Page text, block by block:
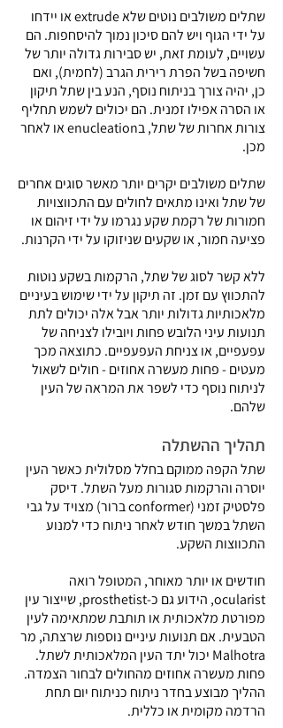
שתלים משולבים נוטים שלא extrude או יידחו
על ידי הגוף ויש להם סיכון נמוך להיסחפות. הם
עשויים, לעומת זאת, יש סבירות גדולה יותר של
חשיפה בשל הפרת רירית הגרב (לחמית), ואם
כן, יהיה צורך בניתוח נוסף, הנע בין שתל תיקון
או הסרה אפילו זמנית. הם יכולים לשמש תחליף
צורות אחרות של שתל, בenucleation או לאחר
מכן.
שתלים משולבים יקרים יותר מאשר סוגים אחרים
של שתל ואינו מתאים לחולים עם התכווצויות
חמורות של רקמת שקע נגרמו על ידי זיהום או
פציעה חמור, או שקעים שניזוקו על ידי הקרנות.
ללא קשר לסוג של שתל, הרקמות בשקע נוטות
להתכווץ עם זמן. זה תיקון על ידי שימוש בעיניים
מלאכותיות גדולות יותר אבל אלה יכולים לתת
תנועות עיני הלובש פחות ויובילו לצניחה של
עפעפיים, או צניחת העפעפיים. כתוצאה מכך
מעטים - פחות מעשרה אחוזים - חולים לשאול
לניתוח נוסף כדי לשפר את המראה של העין
שלהם.
תהליך ההשתלה
שתל הקפה ממוקם בחלל מסלולית כאשר העין
יוסרה והרקמות סגורות מעל השתל. דיסק
פלסטיק זמני (conformer ברור) מצויד על גבי
השתל במשך חודש לאחר ניתוח כדי למנוע
התכווצות השקע.
חודשים או יותר מאוחר, המטופל רואה
ocularist, הידוע גם כ-prosthetist, שייצור עין
מפורטת מלאכותית או תותבת שמתאימה לעין
הטבעית. אם תנועות עיניים נוספות שרצתה, מר
Malhotra יכול יתד העין המלאכותית לשתל.
פחות מעשרה אחוזים מהחולים לבחור הצמדה.
ההליך מבוצע בחדר ניתוח כניתוח יום תחת
הרדמה מקומית או כללית.